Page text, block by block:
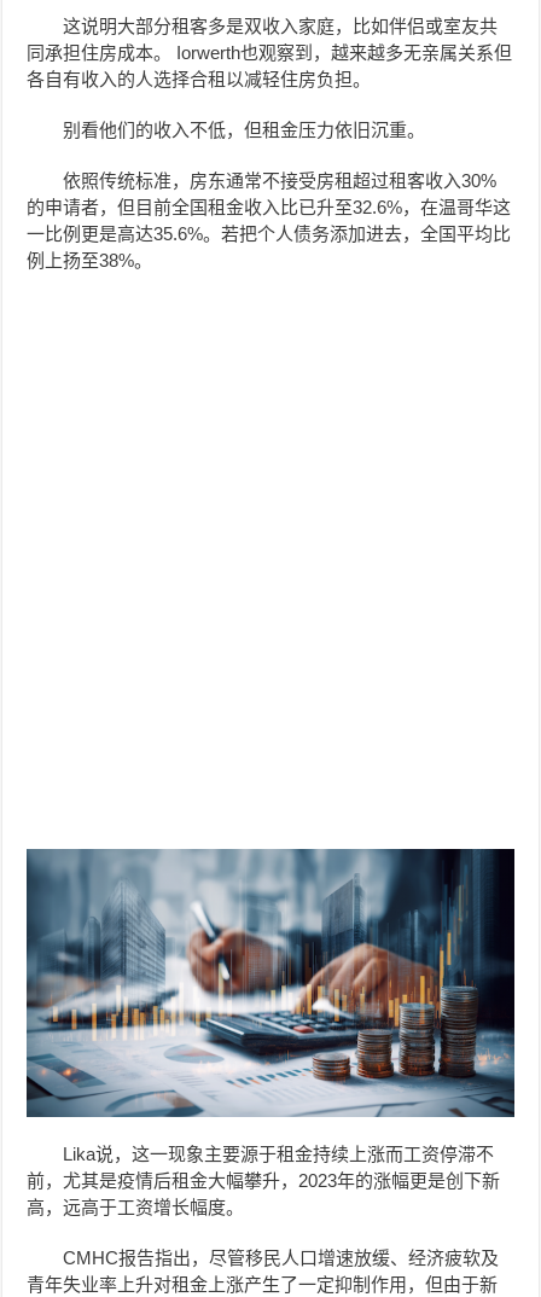
这说明大部分租客多是双收入家庭，比如伴侣或室友共
同承担住房成本。 Iorwerth也观察到，越来越多无亲属关系但
各自有收入的人选择合租以减轻住房负担。
别看他们的收入不低，但租金压力依旧沉重。
依照传统标准，房东通常不接受房租超过租客收入30%
的申请者，但目前全国租金收入比已升至32.6%，在温哥华这
一比例更是高达35.6%。若把个人债务添加进去，全国平均比
例上扬至38%。
Lika说，这一现象主要源于租金持续上涨而工资停滞不
前，尤其是疫情后租金大幅攀升，2023年的涨幅更是创下新
高，远高于工资增长幅度。
CMHC报告指出，尽管移民人口增速放缓、经济疲软及
青年失业率上升对租金上涨产生了一定抑制作用，但由于新